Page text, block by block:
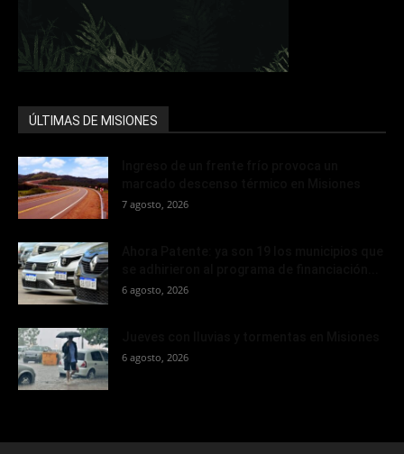
ÚLTIMAS DE MISIONES
7 agosto, 2026
6 agosto, 2026
6 agosto, 2026